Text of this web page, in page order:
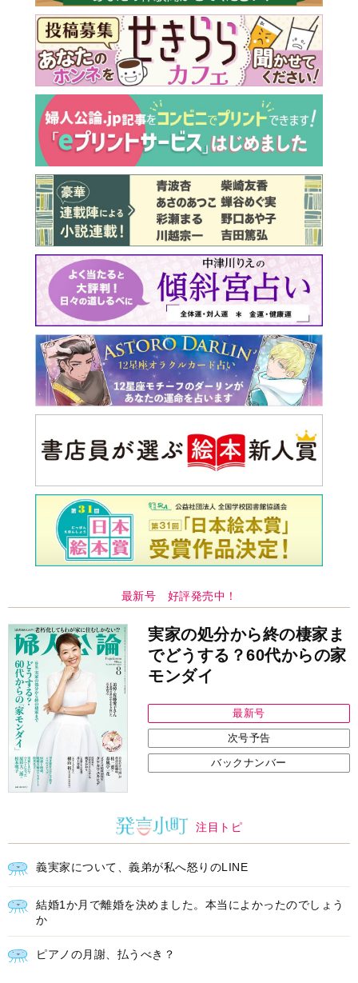
最新号 好評発売中！
実家の処分から終の棲家ま
でどうする？60代からの家
モンダイ
最新号
次号予告
バックナンバー
注目トピ
義実家について、義弟が私へ怒りのLINE
結婚1か月で離婚を決めました。本当によかったのでしょう
か
ピアノの月謝、払うべき？